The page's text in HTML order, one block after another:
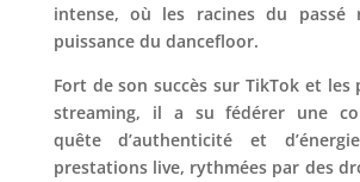
intense, où les racines du passé
puissance du dancefloor.
Fort de son succès sur TikTok et les
streaming, il a su fédérer une
quête d’authenticité et
prestations live, rythmées par des